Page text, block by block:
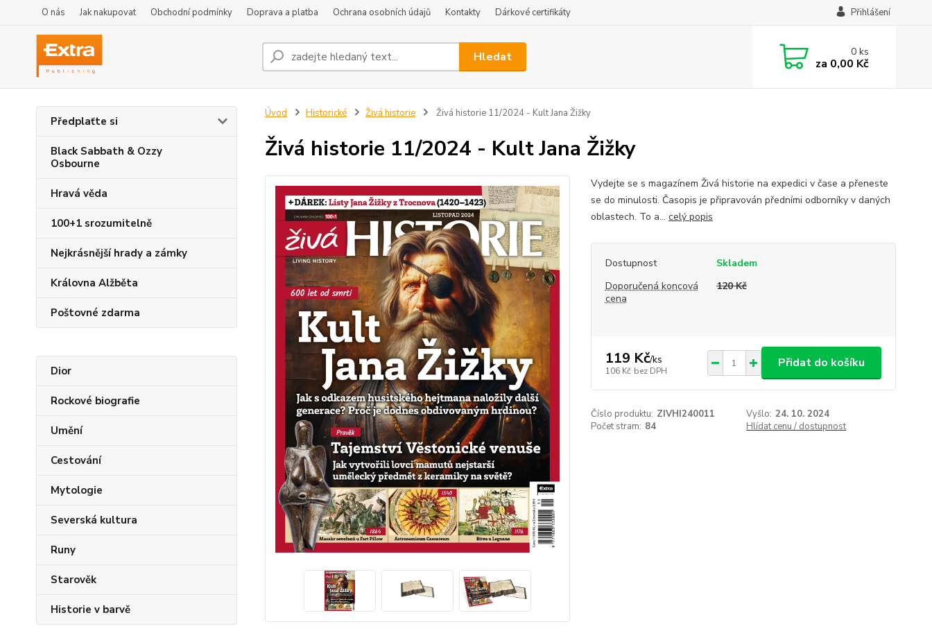
O nás Jak nakupovat Obchodní podmínky Doprava a platba Ochrana osobních údajů Kontakty Dárkové certifikáty Přihlášení
Hledat 0ks
za 0,00 Kč
Předplaťte si
Black Sabbath & Ozzy
Osbourne
Hravá věda
100+1 srozumitelně
Nejkrásnější hrady a zámky
Královna Alžběta
Poštovné zdarma
Dior
Rockové biografie
Umění
Cestování
Mytologie
Severská kultura
Runy
Starověk
Historie v barvě
Úvod Historické Živá historie Živá historie 11/2024 - Kult Jana Žižky
Živá historie 11/2024 - Kult Jana Žižky
Vydejte se s magazínem Živá historie na expedici v čase a přeneste
se do minulosti. Časopis je připravován předními odborníky v daných
oblastech. To a... celý popis
Dostupnost
Skladem
Doporučená koncová
cena
120 Kč
119 Kč/ks
106 Kč bez DPH
Přidat do košíku
Číslo produktu: ZIVHI240011 Vyšlo: 24. 10. 2024
Počet stram: 84 Hlídat cenu / dostupnost